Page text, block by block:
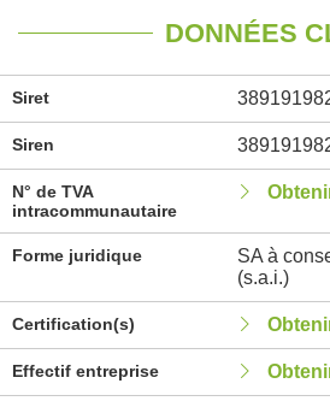
DONNÉES
Siret
Siren
N° de TVA
intracommunautaire
Forme juridique
SA à
(s.a.i.)
Certification(s)
Effectif entreprise